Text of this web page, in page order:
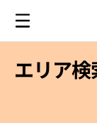
エリア検